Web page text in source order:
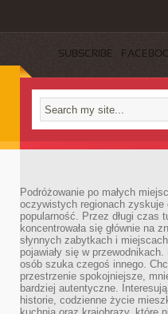
SUBSCRIBE
Podróżowanie po małych
oczywistych regionach zyskuje
popularność. Przez długi czas
koncentrowała się głównie na
słynnych zabytkach i
pojawiały się w
osób szuka czegoś innego.
przestrzenie spokojniejsze,
bardziej autentyczne.
historie, codzienne życie